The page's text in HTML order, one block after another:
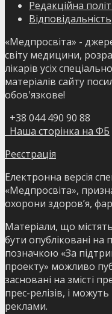
Редакційна
Відповідальність
«Медпросвіта» -
світу медицини,
лікарів усіх
матеріалів сайту
обов'язкове!
+38 044 490 90 88
Наша сторінка на ФБ
Реєстрація
Електронна версія
«Медпросвіта»,
охорони здоров’я,
Матеріали, що
бути опубліковані
позначкою «За
проекту» можливо
засновані на змісті
прес-релізів, і
реклами.